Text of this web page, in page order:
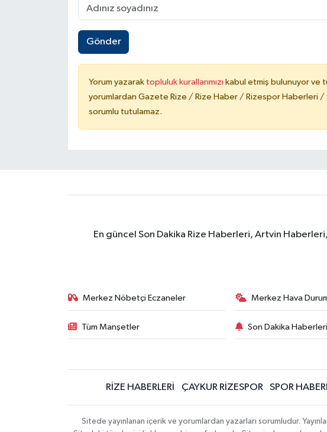
Gönder
Yorum yazarak topluluk kurallarımızı kabul etmiş bulunuyor ve
yorumlardan Gazete Rize / Rize Haber / Rizespor Haberleri /
sorumlu tutulamaz.
En güncel Son Dakika Rize Haberleri, Artvin
Merkez Nöbetçi Eczaneler Merkez Hava
Tüm Manşetler Son Dakika Haberleri
RİZE HABERLERİ ÇAYKUR RİZESPOR SPOR
Sitede yayınlanan içerik ve yorumlardan yazarları sorumludur.